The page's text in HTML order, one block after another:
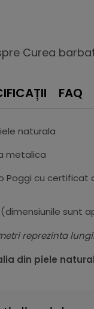
Curea
FAQ
naturala
metalica
Poggi cu
(dimensiunile sunt
reprezinta
din piele